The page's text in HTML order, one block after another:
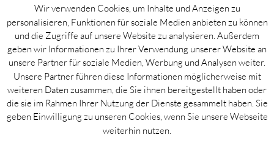
Datenschutz
Impressum
Wir verwenden Cookies, um Inhalte und Anzeigen zu
personalisieren, Funktionen für soziale Medien anbieten zu können
und die Zugriffe auf unsere Website zu analysieren. Außerdem
geben wir Informationen zu Ihrer Verwendung unserer Website an
unsere Partner für soziale Medien, Werbung und Analysen weiter.
Unsere Partner führen diese Informationen möglicherweise mit
weiteren Daten zusammen, die Sie ihnen bereitgestellt haben oder
die sie im Rahmen Ihrer Nutzung der Dienste gesammelt haben. Sie
geben Einwilligung zu unseren Cookies, wenn Sie unsere Webseite
weiterhin nutzen.